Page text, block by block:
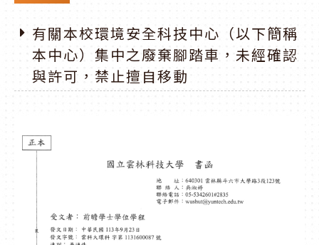
有關本校環境安全科技中心（以下簡稱
本中心）集中之廢棄腳踏車，未經確認
與許可，禁止擅自移動